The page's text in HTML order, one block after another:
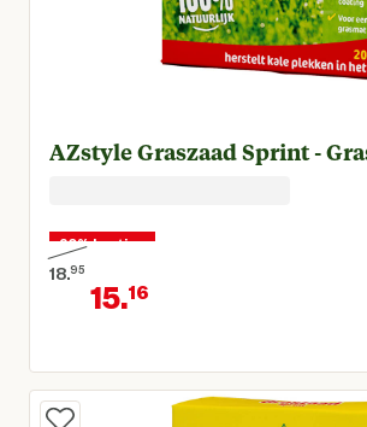
AZstyle Graszaad Sprint -
20% korting
18.95
Oorspronkelijke prijs € 18,95
15.16
Huidige prijs €